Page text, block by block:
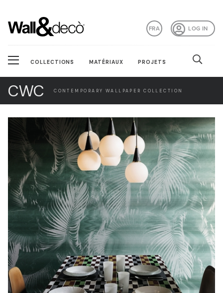
LOG IN
FRA
COLLECTIONS MATÉRIAUX PROJETS
CWC CONTEMPORARY WALLPAPER COLLECTION